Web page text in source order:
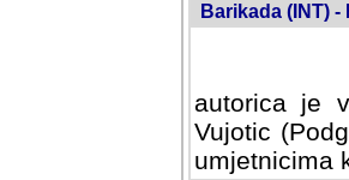
Barikada (INT)
autorica je
Vujotic
umjetnicima